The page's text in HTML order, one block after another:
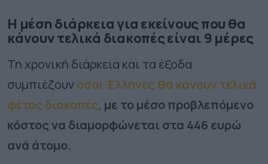
Η μέση διάρκεια για εκείνους που θα
κάνουν τελικά διακοπές είναι 9 μέρες
Τη χρονική διάρκεια και τα έξοδα
συμπιέζουνόσοι Έλληνες θα κάνουν τελικά
φέτος διακοπές, με το μέσο προβλεπόμενο
κόστος να διαμορφώνεται στα 446 ευρώ
ανά άτομο.